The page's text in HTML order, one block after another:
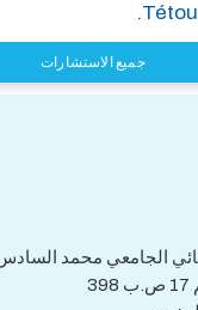
جميع الاستشارات
الجامعي محمد